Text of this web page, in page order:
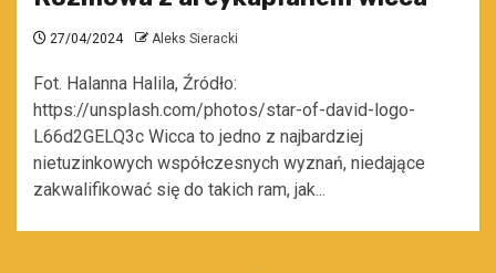
27/04/2024 Aleks Sieracki
Fot. Halanna Halila, Źródło:
https://unsplash.com/photos/star-of-david-logo-
L66d2GELQ3c Wicca to jedno z najbardziej
nietuzinkowych współczesnych wyznań, niedające
zakwalifikować się do takich ram, jak...